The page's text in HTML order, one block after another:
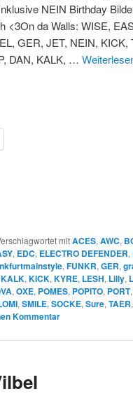
NEIN Birthday
<3On da Walls: WISE,
GER, JET, NEIN, KICK,
DAN, KALK, …
mitACES, AWC,
, EDC, ELECTRO DEFENDER,
, FUNKR, GER,
KALK, KICK, KYRE, LESH, Lilly,
, OXE, POMES, POPITO, PORT,
, SMILE, SOCKE, Sure, TAER,
Kommentar